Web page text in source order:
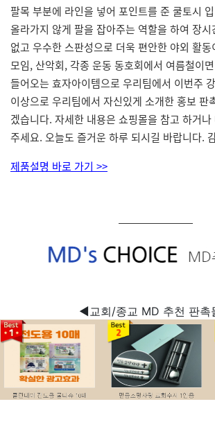
팔목 부분에 라인을 넣어 포인트를 준 쿨토시
올라가지 않게 팔을 잡아주는 역할을 하여 장시
없고 우수한 스판성으로 더욱 편안한 야외 활
모임, 산악회, 각종 운동 동호회에서 여름철이
들어오는 효자아이템으로 우리팀에서 이번주
이상으로 우리팀에서 자신있게 소개한 홍보 판
겠습니다. 자세한 내용은 쇼핑몰을 참고 하거
주세요. 오늘도 즐거운 하루 되시길 바랍니다.
제품설명 바로 가기 >>
◀교회/종교 MD 추천 판